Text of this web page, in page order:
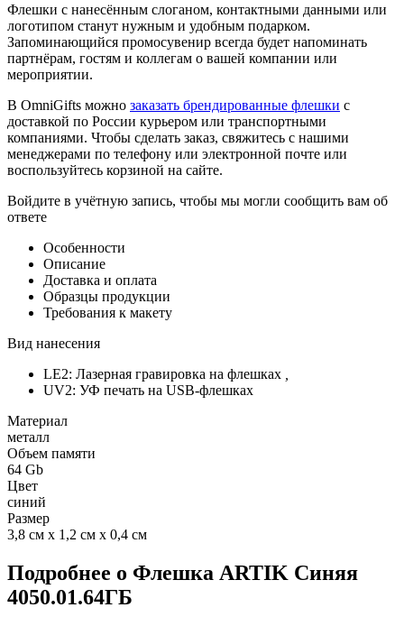
Флешки с нанесённым слоганом, контактными данными или
логотипом станут нужным и удобным подарком.
Запоминающийся промосувенир всегда будет напоминать
партнёрам, гостям и коллегам о вашей компании или
мероприятии.
В OmniGifts можно заказать брендированные флешки с
доставкой по России курьером или транспортными
компаниями. Чтобы сделать заказ, свяжитесь с нашими
менеджерами по телефону или электронной почте или
воспользуйтесь корзиной на сайте.
Войдите в учётную запись, чтобы мы могли сообщить вам об
ответе
Особенности
Описание
Доставка и оплата
Образцы продукции
Требования к макету
Вид нанесения
LE2: Лазерная гравировка на флешках
UV2: УФ печать на USB-флешках
Материал
металл
Объем памяти
64 Gb
Цвет
синий
Размер
3,8 см х 1,2 см х 0,4 см
Подробнее о Флешка ARTIK Синяя
4050.01.64ГБ